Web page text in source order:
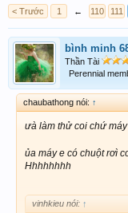
< Trước 1 ← 110 111
bình minh
Thần Tài
Perennial
chaubathong nói: ↑
ưà làm thử coi chứ
ủa máy e có chuột rơì
Hhhhhhhh
vinhkieu nói: ↑